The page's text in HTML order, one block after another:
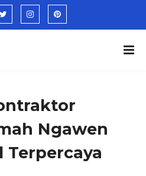
Ngawen